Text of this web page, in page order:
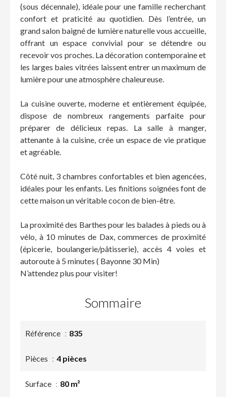
(sous décennale), idéale pour une famille recherchant
confort et praticité au quotidien. Dès l’entrée, un
grand salon baigné de lumière naturelle vous accueille,
offrant un espace convivial pour se détendre ou
recevoir vos proches. La décoration contemporaine et
les larges baies vitrées laissent entrer un maximum de
lumière pour une atmosphère chaleureuse.
La cuisine ouverte, moderne et entièrement équipée,
dispose de nombreux rangements parfaite pour
préparer de délicieux repas. La salle à manger,
attenante à la cuisine, crée un espace de vie pratique
et agréable.
Côté nuit, 3 chambres confortables et bien agencées,
idéales pour les enfants. Les finitions soignées font de
cette maison un véritable cocon de bien-être.
La proximité des Barthes pour les balades à pieds ou à
vélo, à 10 minutes de Dax, commerces de proximité
(épicerie, boulangerie/pâtisserie), accès 4 voies et
autoroute à 5 minutes ( Bayonne 30 Min)
N’attendez plus pour visiter!
Sommaire
Référence 835
Pièces 4 pièces
Surface 80 m²